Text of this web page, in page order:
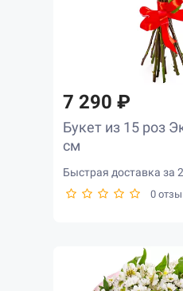
7 290 ₽
Букет из 15 роз
см
Быстрая доставка за
0